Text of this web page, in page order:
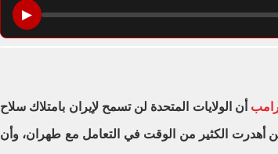
▶
أن الولايات المتحدة لن تسمح لإيران بامتلاك سلاح
أهدرت الكثير من الوقت في التعامل مع طهران، وأن